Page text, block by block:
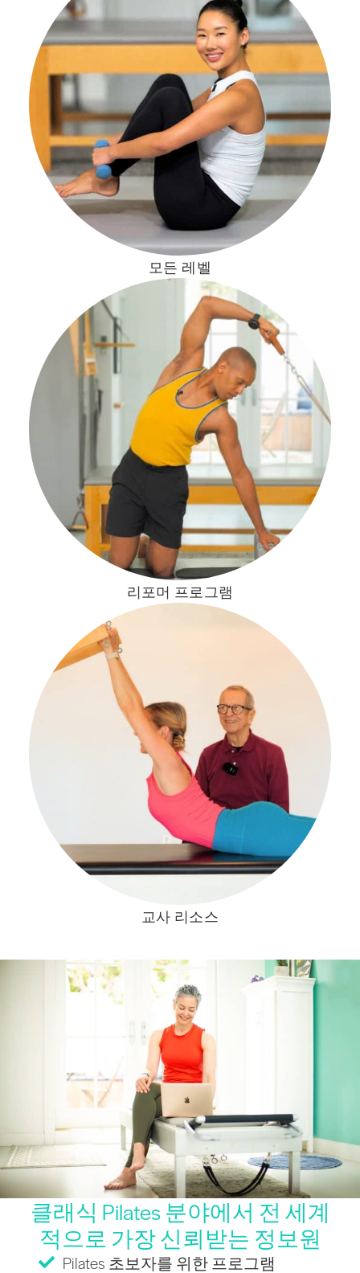
모든 레벨
리포머 프로그램
교사 리소스
클래식 Pilates 분야에서 전 세계
적으로 가장 신뢰받는 정보원
Pilates 초보자를 위한 프로그램